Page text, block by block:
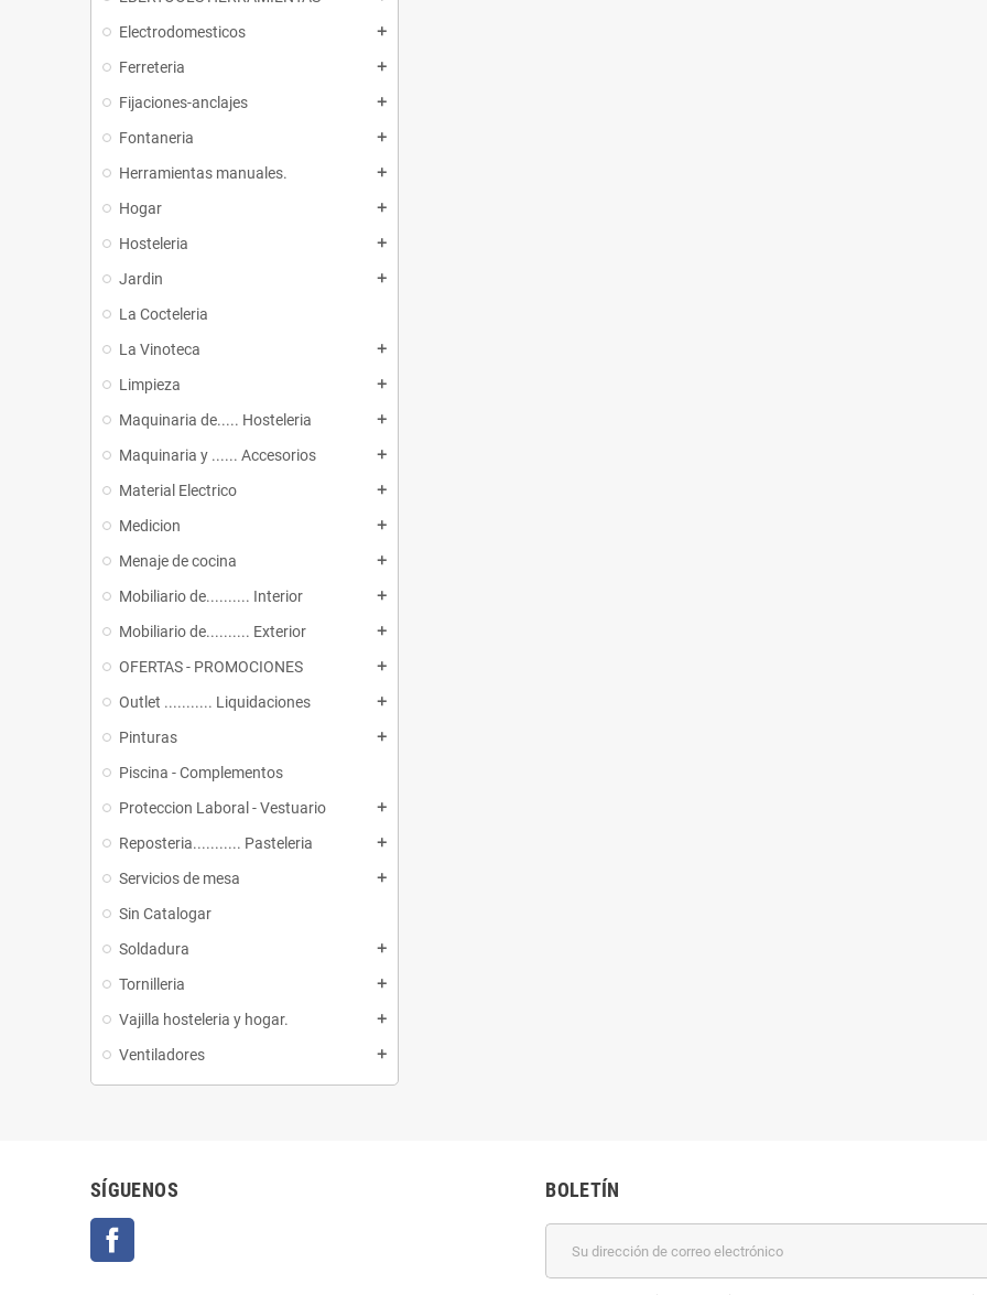
Electrodomesticos add
Ferreteria add
Fijaciones-anclajes add
Fontaneria add
Herramientas manuales. add
Hogar add
Hosteleria add
Jardin add
La Cocteleria
La Vinoteca
add
Limpieza add
Maquinaria de..... Hosteleria add
Maquinaria y ...... Accesorios add
Material Electrico add
Medicion add
Menaje de cocina add
Mobiliario de.......... Interior add
Mobiliario de.......... Exterior add
OFERTAS - PROMOCIONES add
Outlet ........... Liquidaciones add
Pinturas add
Piscina - Complementos
Proteccion Laboral - Vestuario
add
Reposteria........... Pasteleria add
Servicios de mesa add
Sin Catalogar
Soldadura
add
Tornilleria add
Vajilla hosteleria y hogar. add
Ventiladores add
SÍGUENOS BOLETÍN